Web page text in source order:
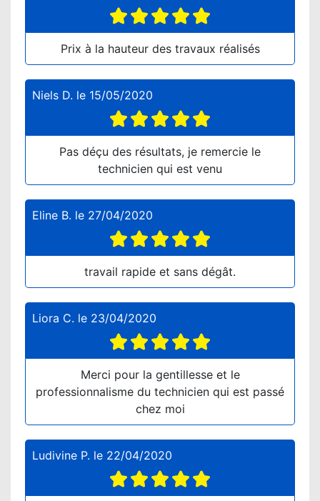
Prix à la hauteur des travaux réalisés
Niels D. le 15/05/2020
Pas déçu des résultats, je remercie le
technicien qui est venu
Eline B. le 27/04/2020
travail rapide et sans dégât.
Liora C. le 23/04/2020
Merci pour la gentillesse et le
professionnalisme du technicien qui est passé
chez moi
Ludivine P. le 22/04/2020